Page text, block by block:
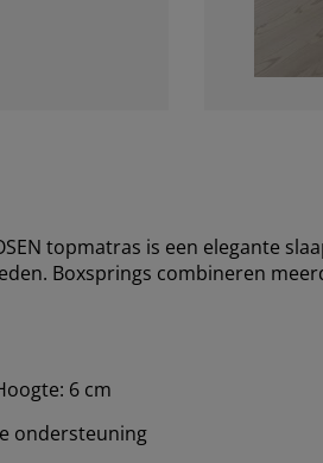
topmatras is een elegante
Boxsprings combineren
6 cm
ondersteuning